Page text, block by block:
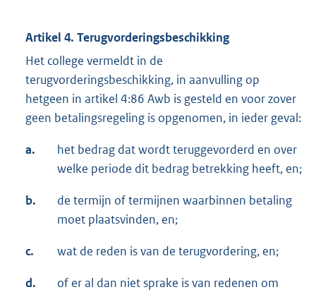
Artikel 4. Terugvorderingsbeschikking
Het college vermeldt in de
terugvorderingsbeschikking, in aanvulling op
hetgeen in artikel 4:86 Awb is gesteld en voor zover
geen betalingsregeling is opgenomen, in ieder geval:
a.
het bedrag dat wordt teruggevorderd en over
welke periode dit bedrag betrekking heeft, en;
b.
de termijn of termijnen waarbinnen betaling
moet plaatsvinden, en;
c. wat de reden is van de terugvordering, en;
d.
of er al dan niet sprake is van redenen om